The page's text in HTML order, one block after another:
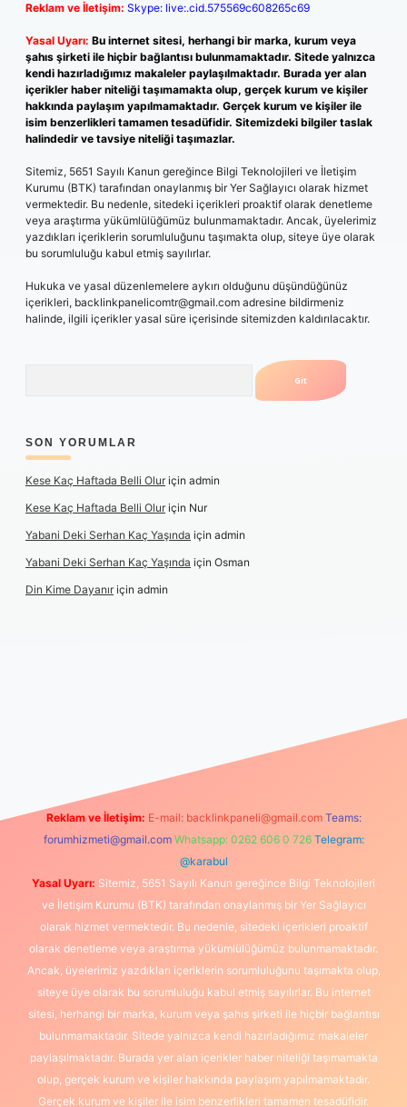
Reklam ve İletişim: Skype: live:.cid.575569c608265c69
Yasal Uyarı: Bu internet sitesi, herhangi bir marka, kurum veya
şahıs şirketi ile hiçbir bağlantısı bulunmamaktadır. Sitede yalnızca
kendi hazırladığımız makaleler paylaşılmaktadır. Burada yer alan
içerikler haber niteliği taşımamakta olup, gerçek kurum ve kişiler
hakkında paylaşım yapılmamaktadır. Gerçek kurum ve kişiler ile
isim benzerlikleri tamamen tesadüfidir. Sitemizdeki bilgiler taslak
halindedir ve tavsiye niteliği taşımazlar.
Sitemiz, 5651 Sayılı Kanun gereğince Bilgi Teknolojileri ve İletişim
Kurumu (BTK) tarafından onaylanmış bir Yer Sağlayıcı olarak hizmet
vermektedir. Bu nedenle, sitedeki içerikleri proaktif olarak denetleme
veya araştırma yükümlülüğümüz bulunmamaktadır. Ancak, üyelerimiz
yazdıkları içeriklerin sorumluluğunu taşımakta olup, siteye üye olarak
bu sorumluluğu kabul etmiş sayılırlar.
Hukuka ve yasal düzenlemelere aykırı olduğunu düşündüğünüz
içerikleri, backlinkpanelicomtr@gmail.com adresine bildirmeniz
halinde, ilgili içerikler yasal süre içerisinde sitemizden kaldırılacaktır.
SON YORUMLAR
Kese Kaç Haftada Belli Oluriçin admin
Kese Kaç Haftada Belli Oluriçin Nur
Yabani Deki Serhan Kaç Yaşında için admin
Yabani Deki Serhan Kaç Yaşında için Osman
Din Kime Dayanıriçin admin
Reklam ve İletişim: E-mail: backlinkpaneli@gmail.com Teams:
forumhizmeti@gmail.com Whatsapp: 0262 606 0 726 Telegram:
@karabul
Yasal Uyarı: Sitemiz, 5651 Sayılı Kanun gereğince Bilgi Teknolojileri
ve İletişim Kurumu (BTK) tarafından onaylanmış bir Yer Sağlayıcı
olarak hizmet vermektedir. Bu nedenle, sitedeki içerikleri proaktif
olarak denetleme veya araştırma yükümlülüğümüz bulunmamaktadır.
Ancak, üyelerimiz yazdıkları içeriklerin sorumluluğunu taşımakta olup,
siteye üye olarak bu sorumluluğu kabul etmiş sayılırlar. Bu internet
sitesi, herhangi bir marka, kurum veya şahıs şirketi ile hiçbir bağlantısı
bulunmamaktadır. Sitede yalnızca kendi hazırladığımız makaleler
paylaşılmaktadır. Burada yer alan içerikler haber niteliği taşımamakta
olup, gerçek kurum ve kişiler hakkında paylaşım yapılmamaktadır.
Gerçek kurum ve kişiler ile isim benzerlikleri tamamen tesadüfidir.